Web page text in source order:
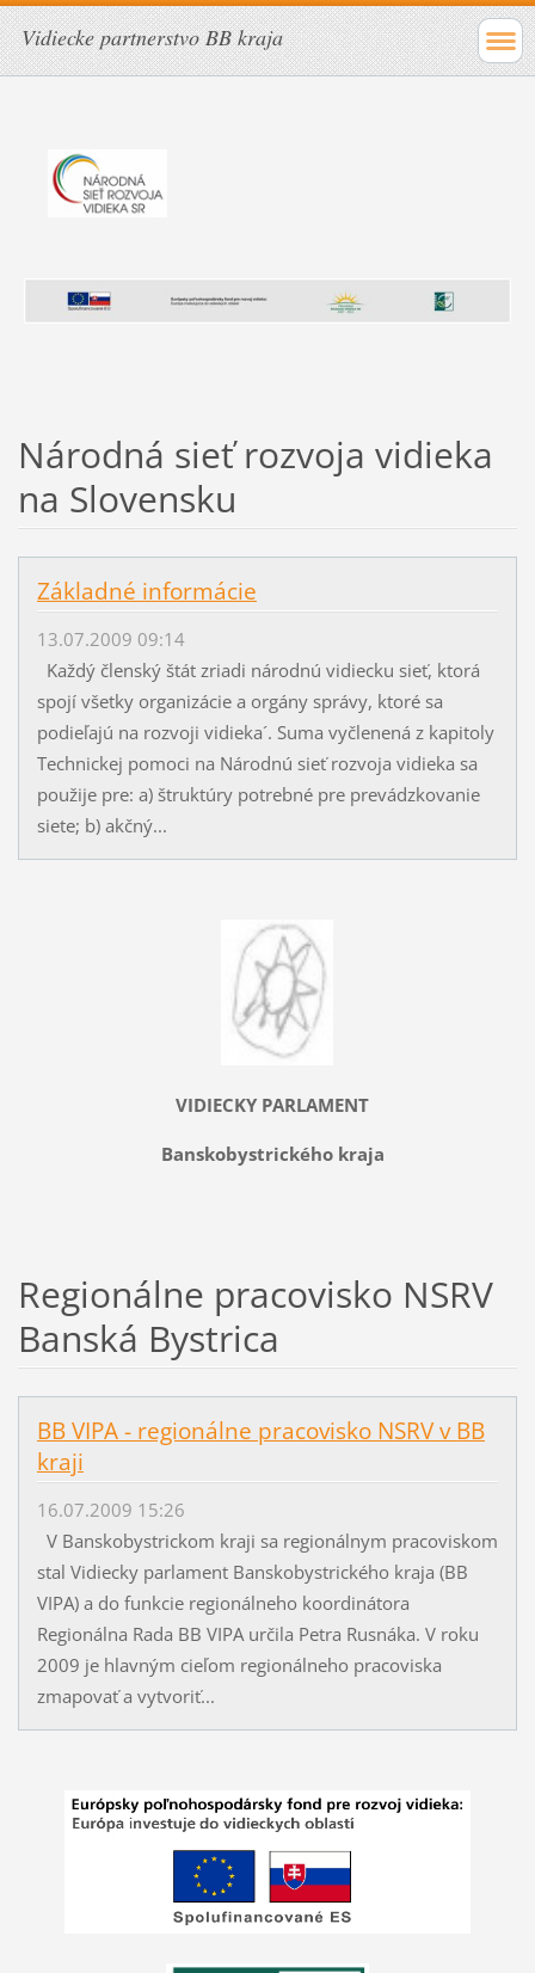
Vidiecke partnerstvo BB kraja
Národná sieť rozvoja vidieka
na Slovensku
Základné informácie
13.07.2009 09:14
Každý členský štát zriadi národnú vidiecku sieť, ktorá
spojí všetky organizácie a orgány správy, ktoré sa
podieľajú na rozvoji vidieka´. Suma vyčlenená z kapitoly
Technickej pomoci na Národnú sieť rozvoja vidieka sa
použije pre: a) štruktúry potrebné pre prevádzkovanie
siete; b) akčný...
VIDIECKY PARLAMENT
Banskobystrického kraja
Regionálne pracovisko NSRV
Banská Bystrica
BB VIPA - regionálne pracovisko NSRV v BB
kraji
16.07.2009 15:26
V Banskobystrickom kraji sa regionálnym pracoviskom
stal Vidiecky parlament Banskobystrického kraja (BB
VIPA) a do funkcie regionálneho koordinátora
Regionálna Rada BB VIPA určila Petra Rusnáka. V roku
2009 je hlavným cieľom regionálneho pracoviska
zmapovať a vytvoriť...